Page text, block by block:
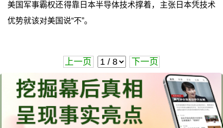
美国军事霸权还得靠日本半导体技术撑着，主张日本凭技术
优势就该对美国说“不”。
上一页 下一页